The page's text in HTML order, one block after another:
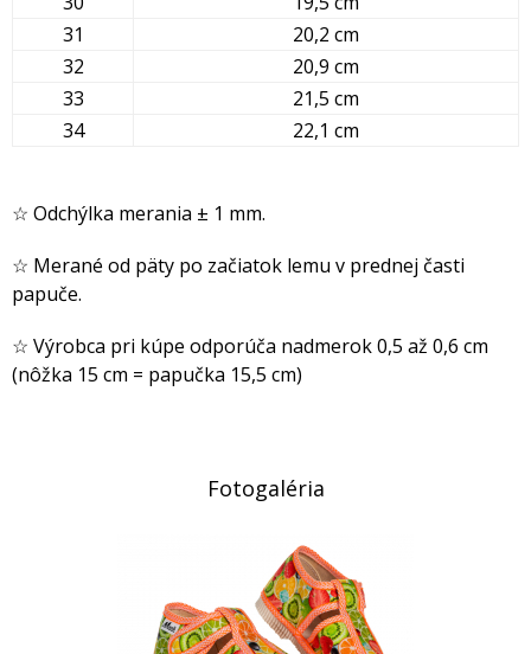
31
20,2 cm
32
20,9 cm
33
21,5 cm
34
22,1 cm
☆ Odchýlka merania ± 1 mm.
☆ Merané od päty po začiatok lemu v prednej časti
papuče.
☆ Výrobca pri kúpe odporúča nadmerok 0,5 až 0,6 cm
(nôžka 15 cm = papučka 15,5 cm)
Fotogaléria